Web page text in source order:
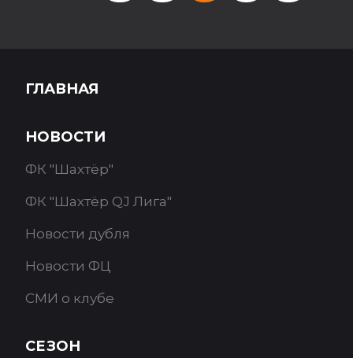
ГЛАВНАЯ
НОВОСТИ
ФК "Шахтёр"
ФК "Шахтёр QJ Лига"
Новости дубля
Новости ФЦ
СМИ о клубе
СЕЗОН